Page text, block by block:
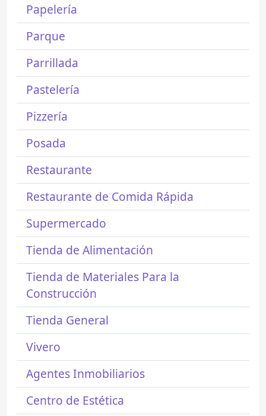
Papelería
Parque
Parrillada
Pastelería
Pizzería
Posada
Restaurante
Restaurante de Comida Rápida
Supermercado
Tienda de Alimentación
Tienda de Materiales Para la
Construcción
Tienda General
Vivero
Agentes Inmobiliarios
Centro de Estética